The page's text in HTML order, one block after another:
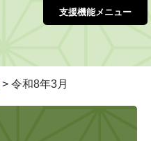
支援機能メニュー
> 令和8年3月